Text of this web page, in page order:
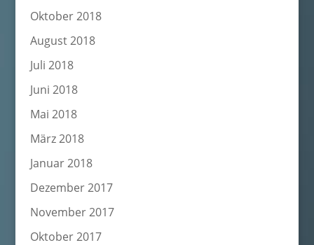
Oktober 2018
August 2018
Juli 2018
Juni 2018
Mai 2018
März 2018
Januar 2018
Dezember 2017
November 2017
Oktober 2017